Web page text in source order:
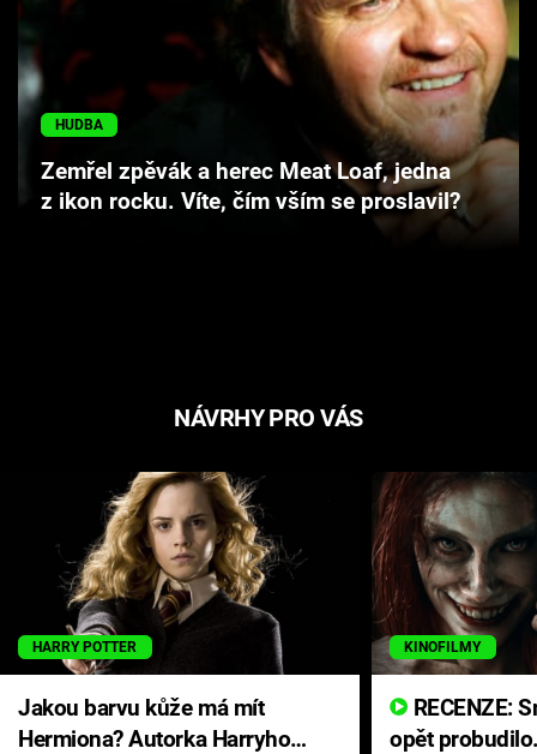
Hry
Cool Esport
Pořady
HUDBA
Zemřel zpěvák a herec Meat Loaf, jedna
z ikon rocku. Víte, čím vším se proslavil?
NÁVRHY PRO VÁS
HARRY POTTER
Jakou barvu kůže má mít
Hermiona? Autorka Harryho
KINOFILMY
opět